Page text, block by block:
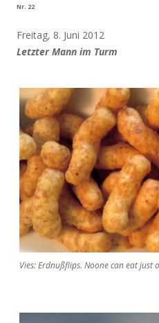
Nr. 22
Freitag, 8. Juni 2012
Letzter Mann im Turm
Vies: Erdnußflips. Noone can eat just